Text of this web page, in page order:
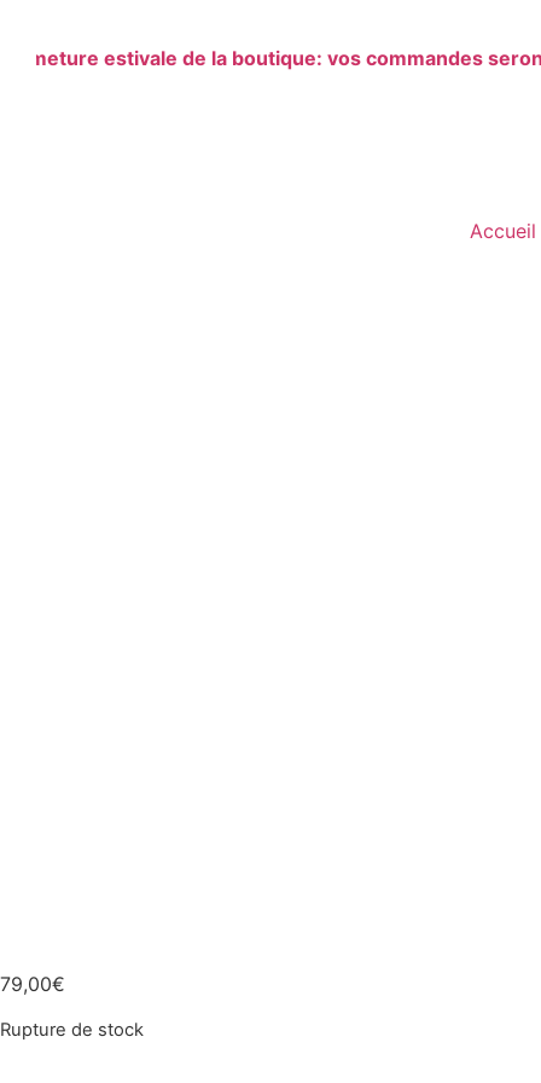
estivale de la boutique: vos commandes seront
Accueil
79,00€
Rupture de stock